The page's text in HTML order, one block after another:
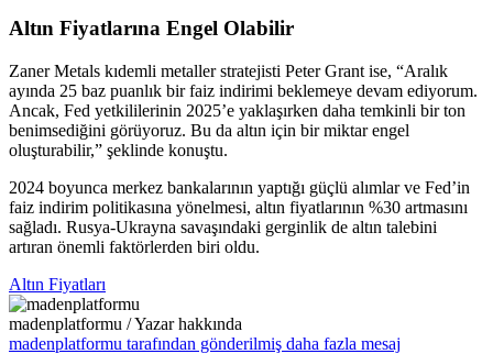
Altın Fiyatlarına Engel Olabilir
Zaner Metals kıdemli metaller stratejisti Peter Grant ise, “Aralık
ayında 25 baz puanlık bir faiz indirimi beklemeye devam ediyorum.
Ancak, Fed yetkililerinin 2025’e yaklaşırken daha temkinli bir ton
benimsediğini görüyoruz. Bu da altın için bir miktar engel
oluşturabilir,” şeklinde konuştu.
2024 boyunca merkez bankalarının yaptığı güçlü alımlar ve Fed’in
faiz indirim politikasına yönelmesi, altın fiyatlarının %30 artmasını
sağladı. Rusya-Ukrayna savaşındaki gerginlik de altın talebini
artıran önemli faktörlerden biri oldu.
Altın Fiyatları
madenplatformu / Yazar hakkında
madenplatformu tarafından gönderilmiş daha fazla mesaj